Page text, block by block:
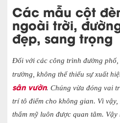
Các mẫu cột
ngoài trời,
đẹp, sang trọng
Đối với các công trình đường
trường, không thể thiếu sự xuất
sân vườn. Chúng vừa đóng vai
trí tô điểm cho không gian. Vì
thẩm mỹ luôn được quan tâm. Vậy